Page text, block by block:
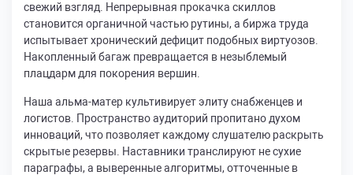
свежий взгляд. Непрерывная прокачка скиллов
становится органичной частью рутины, а биржа труда
испытывает хронический дефицит подобных виртуозов.
Накопленный багаж превращается в незыблемый
плацдарм для покорения вершин.
Наша альма-матер культивирует элиту снабженцев и
логистов. Пространство аудиторий пропитано духом
инноваций, что позволяет каждому слушателю раскрыть
скрытые резервы. Наставники транслируют не сухие
параграфы, а выверенные алгоритмы, отточенные в